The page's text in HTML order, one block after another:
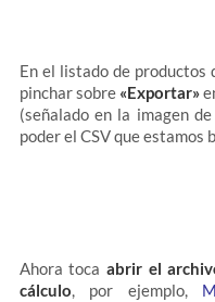
En el listado de productos
pinchar sobre«Exportar»
(señalado en la imagen
poder el CSV que estamos
Ahora toca abrir el
cálculo, por ejemplo,